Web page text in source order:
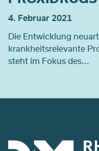
4. Februar 2021
Die Entwicklung
krankheitsrelevante
steht im Fokus des...